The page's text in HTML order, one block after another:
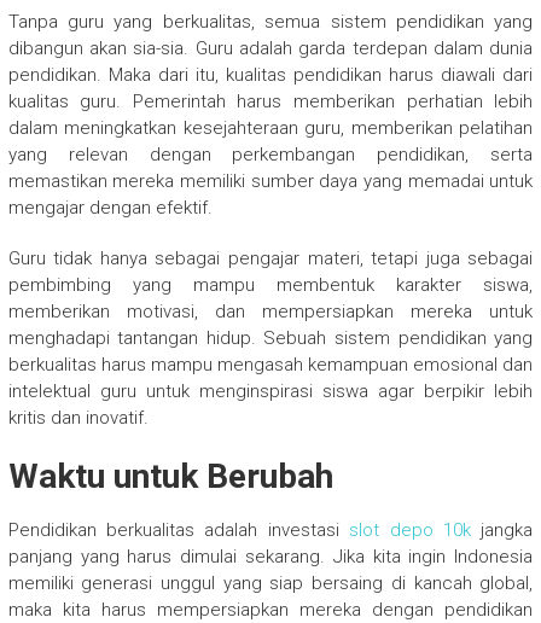
Tanpa guru yang berkualitas, semua sistem pendidikan yang
dibangun akan sia-sia. Guru adalah garda terdepan dalam dunia
pendidikan. Maka dari itu, kualitas pendidikan harus diawali dari
kualitas guru. Pemerintah harus memberikan perhatian lebih
dalam meningkatkan kesejahteraan guru, memberikan pelatihan
yang relevan dengan perkembangan pendidikan, serta
memastikan mereka memiliki sumber daya yang memadai untuk
mengajar dengan efektif.
Guru tidak hanya sebagai pengajar materi, tetapi juga sebagai
pembimbing yang mampu membentuk karakter siswa,
memberikan motivasi, dan mempersiapkan mereka untuk
menghadapi tantangan hidup. Sebuah sistem pendidikan yang
berkualitas harus mampu mengasah kemampuan emosional dan
intelektual guru untuk menginspirasi siswa agar berpikir lebih
kritis dan inovatif.
Waktu untuk Berubah
Pendidikan berkualitas adalah investasi slot depo 10kjangka
panjang yang harus dimulai sekarang. Jika kita ingin Indonesia
memiliki generasi unggul yang siap bersaing di kancah global,
maka kita harus mempersiapkan mereka dengan pendidikan